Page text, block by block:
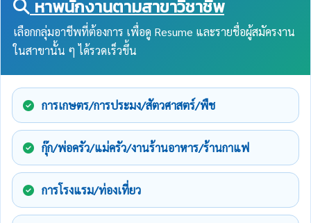
หาพนักงานตามสาขาวิชาชีพ
เลือกกลุ่มอาชีพที่ต้องการ เพื่อดู Resume และรายชื่อผู้สมัครงาน
ในสาขานั้น ๆ ได้รวดเร็วขึ้น
การเกษตร/การประมง/สัตวศาสตร์/พืช
กุ๊ก/พ่อครัว/แม่ครัว/งานร้านอาหาร/ร้านกาแฟ
การโรงแรม/ท่องเที่ยว